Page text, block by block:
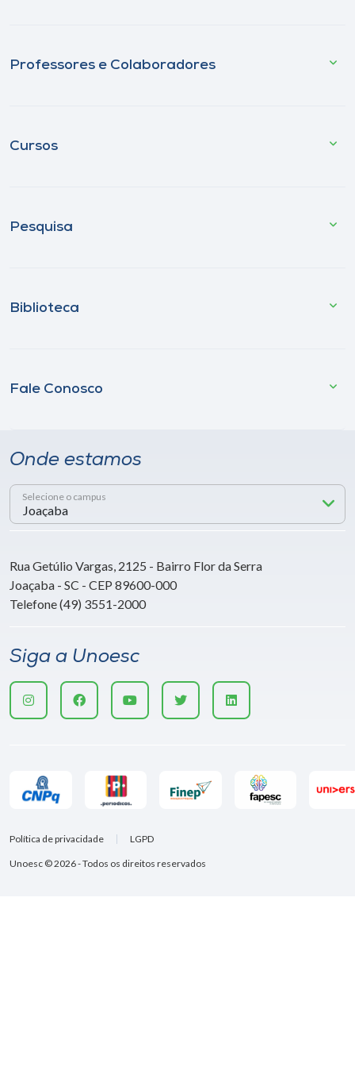
Professores e Colaboradores
Cursos
Pesquisa
Biblioteca
Fale Conosco
Onde estamos
Selecione o campus
Rua Getúlio Vargas, 2125 - Bairro Flor da Serra
Joaçaba - SC - CEP 89600-000
Telefone (49) 3551-2000
Siga a Unoesc
Unoesc © 2026 - Todos os direitos reservados
Política de privacidade LGPD